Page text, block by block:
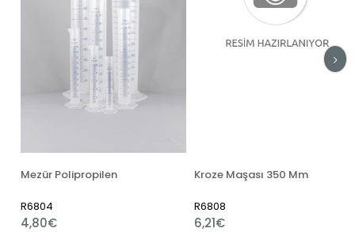
Mezür Polipropilen
R6804
4,80€
Kroze Maşası 350 Mm
R6808
6,21€